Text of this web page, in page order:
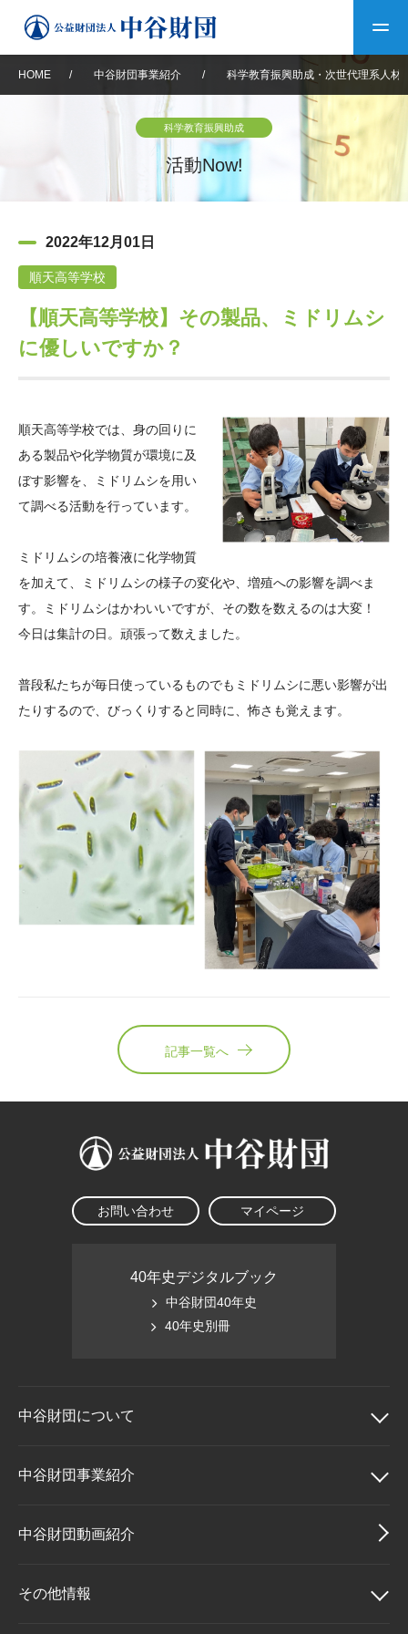
中谷財団について
設立趣意書
沿革 40年史デジタルブック
役員・評議員 公開情報
年報一覧 中谷財団レポート
中谷財団事業紹介
神戸賞 長期大型研究助成
大学院生奨学金
国際学生交流プログラ
科学教育振興助成・
ログラム助成
その他情報
アクセス よくあるご質問
サイトマップ 中谷財団アーカイブ
日本語 English マイページ
HOME / 中谷財団事業紹介 / 科学教育振興助成・次世代理系人材
科学教育振興助成
活動Now!
2022年12月01日
順天高等学校
【順天高等学校】その製品、ミドリムシ
に優しいですか？
順天高等学校では、身の回りに
ある製品や化学物質が環境に及
ぼす影響を、ミドリムシを用い
て調べる活動を行っています。
ミドリムシの培養液に化学物質
を加えて、ミドリムシの様子の変化や、増殖への影響を調べま
す。ミドリムシはかわいいですが、その数を数えるのは大変！
今日は集計の日。頑張って数えました。
普段私たちが毎日使っているものでもミドリムシに悪い影響が出
たりするので、びっくりすると同時に、怖さも覚えます。
記事一覧へ
お問い合わせ マイページ
40年史デジタルブック
中谷財団40年史
40年史別冊
中谷財団について
中谷財団について
理事長挨拶
設立趣意書
中谷財団事業紹介
中谷財団事業紹介
中谷賞
中谷財団動画紹介
その他情報